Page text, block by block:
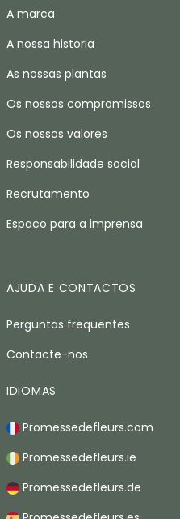
A marca
A nossa historia
As nossas plantas
Os nossos compromissos
Os nossos valores
Responsabilidade social
Recrutamento
Espaco para a imprensa
AJUDA E CONTACTOS
Perguntas frequentes
Contacte-nos
IDIOMAS
Promessedefleurs.com
Promessedefleurs.ie
Promessedefleurs.de